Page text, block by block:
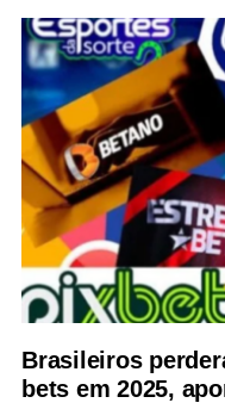
Brasileiros
bets em 2025,